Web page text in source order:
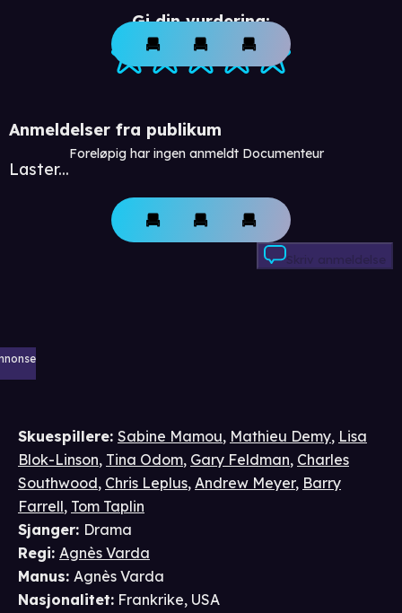
Gi din vurdering:
Anmeldelser fra publikum
Laster...
Foreløpig har ingen anmeldt Documenteur
Skriv anmeldelse
Skuespillere: Sabine Mamou, Mathieu Demy, Lisa
Blok-Linson, Tina Odom, Gary Feldman, Charles
Southwood, Chris Leplus, Andrew Meyer, Barry
Farrell, Tom Taplin
Sjanger: Drama
Regi: Agnès Varda
Manus: Agnès Varda
Nasjonalitet: Frankrike, USA